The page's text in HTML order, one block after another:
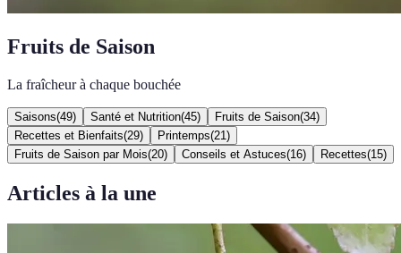
Fruits de Saison
La fraîcheur à chaque bouchée
Saisons(49) Santé et Nutrition(45) Fruits de Saison(34)
Recettes et Bienfaits(29) Printemps(21 )
Fruits de Saison par Mois(20) Conseils et Astuces(16) Recettes(15)
Articles à la une